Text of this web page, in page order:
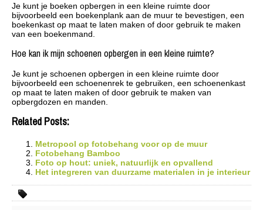
Je kunt je boeken opbergen in een kleine ruimte door
bijvoorbeeld een boekenplank aan de muur te bevestigen, een
boekenkast op maat te laten maken of door gebruik te maken
van een boekenmand.
Hoe kan ik mijn schoenen opbergen in een kleine ruimte?
Je kunt je schoenen opbergen in een kleine ruimte door
bijvoorbeeld een schoenenrek te gebruiken, een schoenenkast
op maat te laten maken of door gebruik te maken van
opbergdozen en manden.
Related Posts:
Metropool op fotobehang voor op de muur
Fotobehang Bamboo
Foto op hout: uniek, natuurlijk en opvallend
Het integreren van duurzame materialen in je interieur